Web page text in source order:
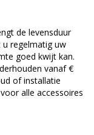
de levensduur
regelmatig uw
goed kwijt kan.
vanaf €
of installatie
alle accessoires